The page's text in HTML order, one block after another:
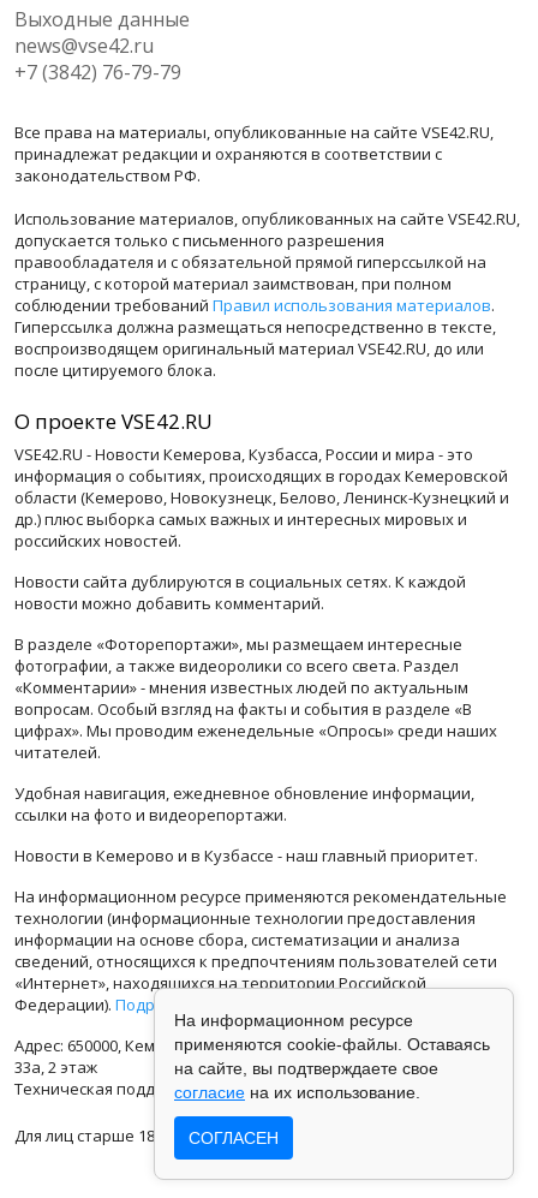
Выходные данные
news@vse42.ru
+7 (3842) 76-79-79
Все права на материалы, опубликованные на сайте VSE42.RU,
принадлежат редакции и охраняются в соответствии с
законодательством РФ.
Использование материалов, опубликованных на сайте VSE42.RU,
допускается только с письменного разрешения
правообладателя и с обязательной прямой гиперссылкой на
страницу, с которой материал заимствован, при полном
соблюдении требований Правил использования материалов.
Гиперссылка должна размещаться непосредственно в тексте,
воспроизводящем оригинальный материал VSE42.RU, до или
после цитируемого блока.
О проекте VSE42.RU
VSE42.RU - Новости Кемерова, Кузбасса, России и мира - это
информация о событиях, происходящих в городах Кемеровской
области (Кемерово, Новокузнецк, Белово, Ленинск-Кузнецкий и
др.) плюс выборка самых важных и интересных мировых и
российских новостей.
Новости сайта дублируются в социальных сетях. К каждой
новости можно добавить комментарий.
В разделе «Фоторепортажи», мы размещаем интересные
фотографии, а также видеоролики со всего света. Раздел
«Комментарии» - мнения известных людей по актуальным
вопросам. Особый взгляд на факты и события в разделе «В
цифрах». Мы проводим еженедельные «Опросы» среди наших
читателей.
Удобная навигация, ежедневное обновление информации,
ссылки на фото и видеорепортажи.
Новости в Кемерово и в Кузбассе - наш главный приоритет.
На информационном ресурсе применяются рекомендательные
технологии (информационные технологии предоставления
информации на основе сбора, систематизации и анализа
сведений, относящихся к предпочтениям пользователей сети
«Интернет», находящихся на территории Российской
Федерации). Подробная информация
Адрес: 650000, Кемеровская Область, г.Кемерово, ул.Кузбасская
33а, 2 этаж
Техническая поддержка: support@vse42.ru
Для лиц старше 18 лет.
На информационном ресурсе
применяются cookie-файлы. Оставаясь
на сайте, вы подтверждаете свое
согласие на их использование.
СОГЛАСЕН